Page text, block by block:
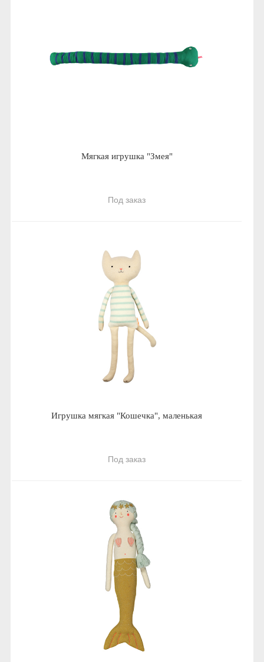
Мягкая игрушка "Змея"
Под заказ
Игрушка мягкая "Кошечка", маленькая
Под заказ